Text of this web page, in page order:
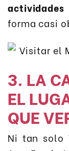
forma casi
3. LA
EL
QUE
Ni tan solo